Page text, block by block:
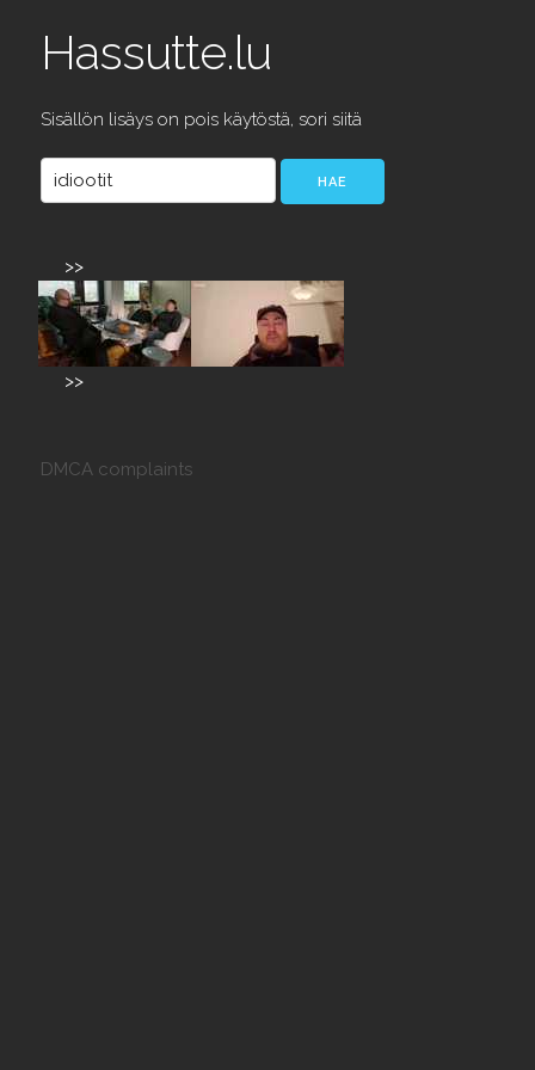
Hassutte.lu
Sisällön lisäys on pois käytöstä, sori siitä
>>
>>
DMCA complaints